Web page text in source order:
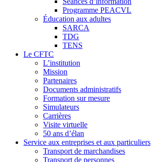
Programme PEACVL
Éducation aux adultes
SARCA
TDG
TENS
Le CFTC
L’institution
Mission
Partenaires
Documents administratifs
Formation sur mesure
Simulateurs
Carrières
Visite virtuelle
50 ans d’élan
Service aux entreprises et aux particuliers
Transport de marchandises
Transport de personnes